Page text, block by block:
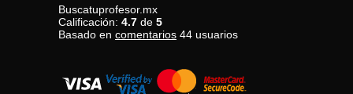
Buscatuprofesor.mx
Calificación: 4.7 de 5
Basado en comentarios 44 usuarios